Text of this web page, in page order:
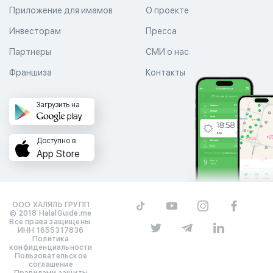
Приложение для имамов О проекте
Пресса
СМИ о нас
Контакты
Инвесторам
Партнеры
Франшиза
Загрузить на
Доступно в
App Store
ООО ХАЛЯЛЬ ГРУПП
© 2018 HalalGuide.me
Все права защищены.
ИНН 1655317836
Политика
конфиденциальности
Пользовательское
соглашение